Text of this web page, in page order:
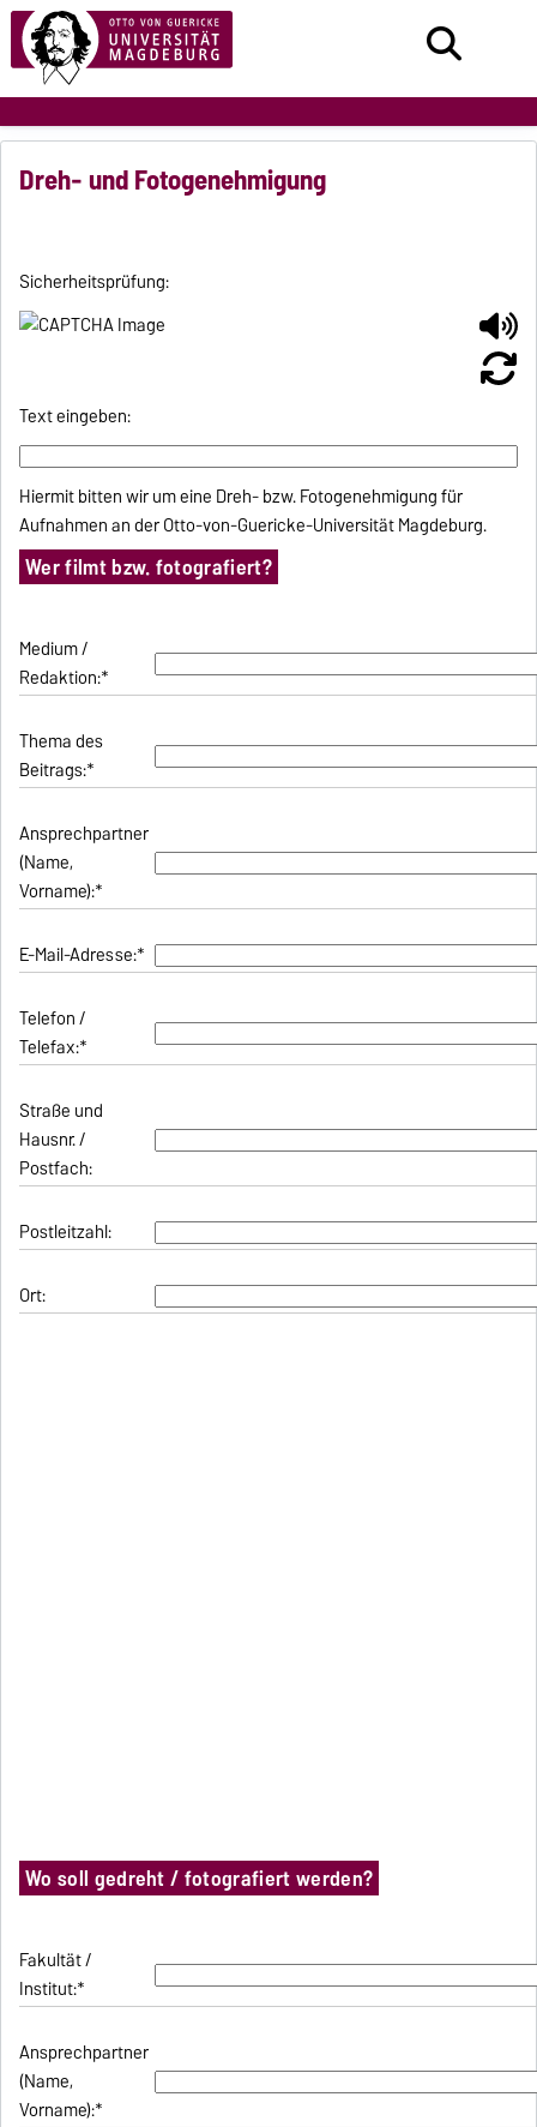
Dreh- und Fotogenehmigung
Sicherheitsprüfung:
Text eingeben:
Hiermit bitten wir um eine Dreh- bzw. Fotogenehmigung für
Aufnahmen an der Otto-von-Guericke-Universität Magdeburg.
Wer filmt bzw. fotografiert?
Medium /
Redaktion:*
Thema des
Beitrags:*
Ansprechpartner
(Name,
Vorname):*
E-Mail-Adresse:*
Telefon /
Telefax:*
Straße und
Hausnr. /
Postfach:
Postleitzahl:
Ort:
Wo soll gedreht / fotografiert werden?
Fakultät /
Institut:*
Ansprechpartner
(Name,
Vorname):*